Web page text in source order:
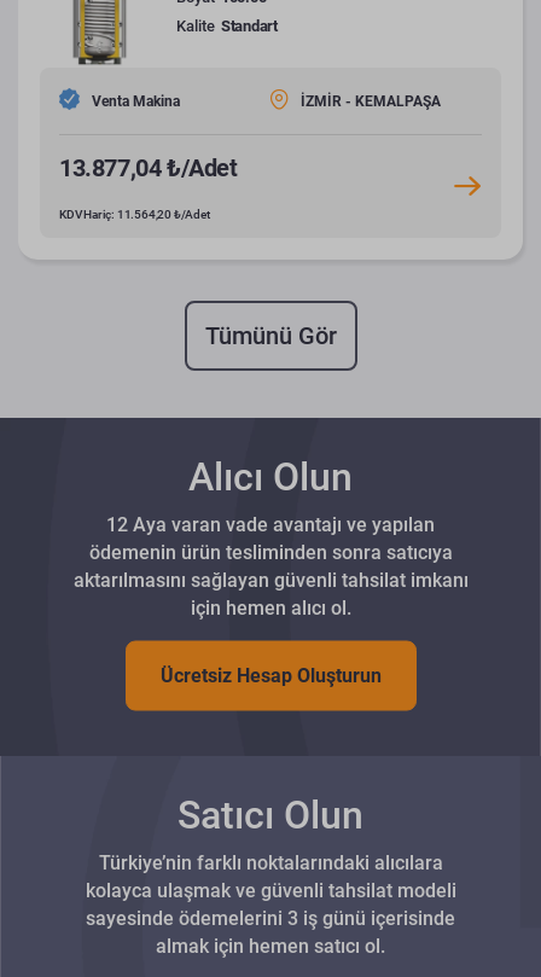
Kalite Standart
Venta Makina İZMİR - KEMALPAŞA
13.877,04 ₺/Adet
KDV Hariç: 11.564,20 ₺/Adet
Tümünü Gör
Alıcı Olun
12 Aya varan vade avantajı ve yapılan
ödemenin ürün tesliminden sonra satıcıya
aktarılmasını sağlayan güvenli tahsilat imkanı
için hemen alıcı ol.
Ücretsiz Hesap Oluşturun
Satıcı Olun
Türkiye’nin farklı noktalarındaki alıcılara
kolayca ulaşmak ve güvenli tahsilat modeli
sayesinde ödemelerini 3 iş günü içerisinde
almak için hemen satıcı ol.